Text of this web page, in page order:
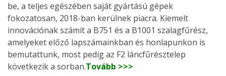
be, a teljes egészében saját gyártású gépek
fokozatosan, 2018-ban kerülnek piacra. Kiemelt
innovációnak számít a B751 és a B1001 szalagfűrész,
amelyeket előző lapszámainkban és honlapunkon is
bemutattunk, most pedig az F2 láncfűrésztelep
következik a sorban.Tovább >>>